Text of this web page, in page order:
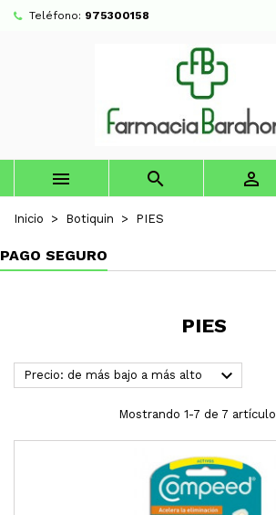
Teléfono: 975300158
  
Inicio Botiquin PIES
PAGO SEGURO
PIES
Precio: de más bajo a más alto 
Mostrando 1-7 de 7